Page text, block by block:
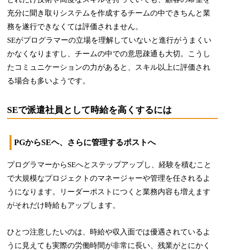
充分に聞き取りシステムを作成するチームの中できちんと業
務を遂行できなくては評価されません。
SEがプログラマーの立場を理解していないと進行がうまくい
かなくなりますし、チームの中での意思疎通も大切。こうし
たコミュニケーションの力があると、スキル以上に評価され
る場合も多いようです。
SEで派遣社員として時給を高くするには
PGからSEヘ、さらに管理するポストへ
プログラマーからSEへとステップアップし、経験を積むこと
で大規模なプロジェクトのマネージャーや管理を任されるよ
うになります。リーダーポストにつくと業務内容も増えます
がそれだけ時給もアップします。
ひとつ注意したいのは、時給や収入面では優遇されているよ
うに見えても実際の労働時間が非常に長い、残業がとにかく